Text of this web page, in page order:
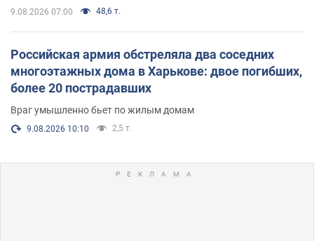
9.08.2026 07:00 48,6 т.
Российская армия обстреляла два соседних
многоэтажных дома в Харькове: двое погибших,
более 20 пострадавших
Враг умышленно бьет по жилым домам
9.08.2026 10:10 2,5 т.